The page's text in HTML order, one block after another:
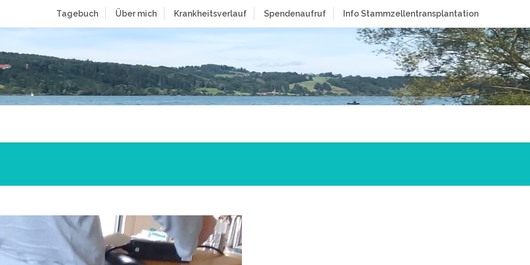
Tagebuch Über mich Krankheitsverlauf Spendenaufruf Info Stammzellentransplantation